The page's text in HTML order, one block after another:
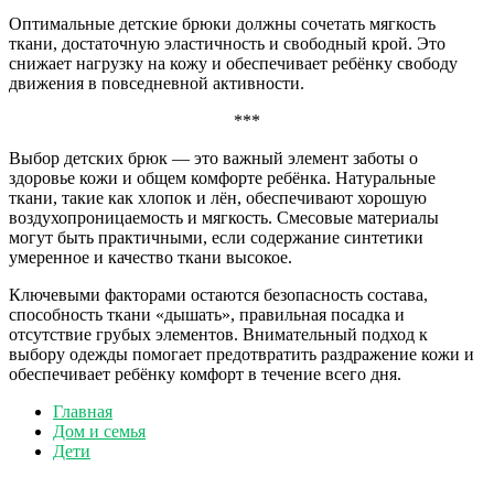
Оптимальные детские брюки должны сочетать мягкость
ткани, достаточную эластичность и свободный крой. Это
снижает нагрузку на кожу и обеспечивает ребёнку свободу
движения в повседневной активности.
***
Выбор детских брюк — это важный элемент заботы о
здоровье кожи и общем комфорте ребёнка. Натуральные
ткани, такие как хлопок и лён, обеспечивают хорошую
воздухопроницаемость и мягкость. Смесовые материалы
могут быть практичными, если содержание синтетики
умеренное и качество ткани высокое.
Ключевыми факторами остаются безопасность состава,
способность ткани «дышать», правильная посадка и
отсутствие грубых элементов. Внимательный подход к
выбору одежды помогает предотвратить раздражение кожи и
обеспечивает ребёнку комфорт в течение всего дня.
Главная
Дом и семья
Дети